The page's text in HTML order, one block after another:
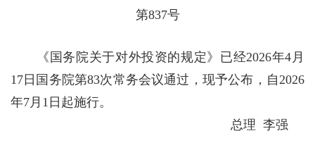
第837号
《国务院关于对外投资的规定》已经2026年4月
17日国务院第83次常务会议通过，现予公布，自2026
年7月1日起施行。
总理 李强